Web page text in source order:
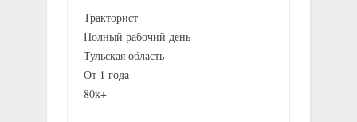
Тракторист
Полный рабочий день
Тульская область
От 1 года
80к+